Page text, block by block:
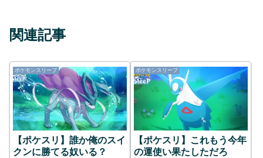
関連記事
ポケモンスリープ
【ポケスリ】誰か俺のスイ
クンに勝てる奴いる？
ポケモンスリープ
【ポケスリ】これもう今年
の運使い果たしただろ